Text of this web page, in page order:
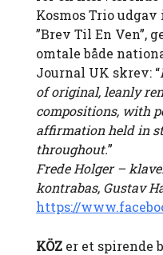
Kosmos Trio
”Brev Til En Ven”,
omtale både
Journal UK skrev: “
of original, leanly
compositions, with
affirmation held in
throughout.”
Frede Holger –
kontrabas, Gustav
https://
KÖZ er et spirende